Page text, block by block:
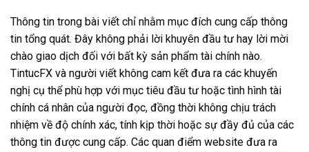
Thông tin trong bài viết chỉ nhằm mục đích cung cấp thông
tin tổng quát. Đây không phải lời khuyên đầu tư hay lời mời
chào giao dịch đối với bất kỳ sản phẩm tài chính nào.
TintucFX và người viết không cam kết đưa ra các khuyến
nghị cụ thể phù hợp với mục tiêu đầu tư hoặc tình hình tài
chính cá nhân của người đọc, đồng thời không chịu trách
nhiệm về độ chính xác, tính kịp thời hoặc sự đầy đủ của các
thông tin được cung cấp. Các quan điểm website đưa ra